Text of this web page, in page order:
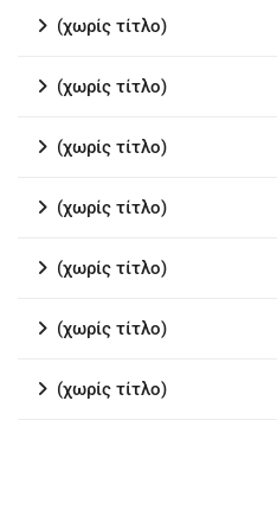
(χωρίς τίτλο)
(χωρίς τίτλο)
(χωρίς τίτλο)
(χωρίς τίτλο)
(χωρίς τίτλο)
(χωρίς τίτλο)
(χωρίς τίτλο)